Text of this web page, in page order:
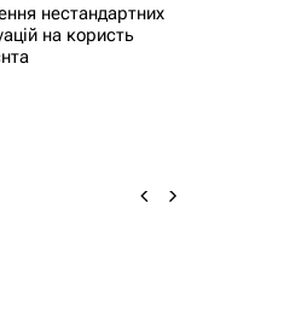
нестандартних
на користь